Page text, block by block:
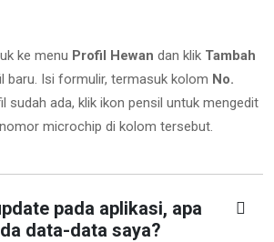
ke menu Profil Hewan dan klik Tambah
baru. Isi formulir, termasuk kolom No.
sudah ada, klik ikon pensil untuk mengedit
microchip di kolom tersebut.
pada aplikasi, apa
data-data saya?